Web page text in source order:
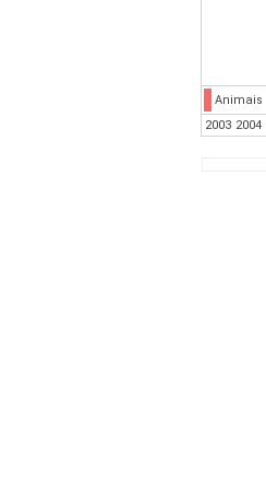
Animais
2003 2004